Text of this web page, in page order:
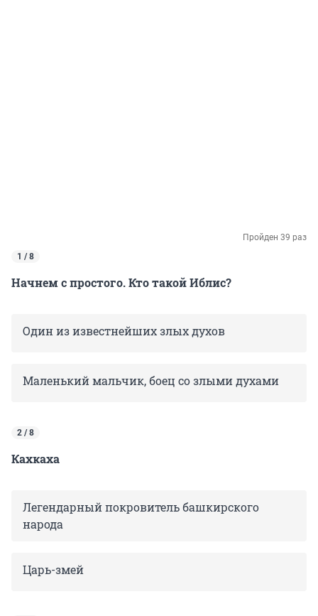
Пройден 39 раз
1 / 8
Начнем с простого. Кто такой Иблис?
Один из известнейших злых духов
Маленький мальчик, боец со злыми духами
2 / 8
Кахкаха
Легендарный покровитель башкирского
народа
Царь-змей